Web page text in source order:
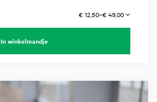
€ 12,50–€ 49,00
In winkelmandje